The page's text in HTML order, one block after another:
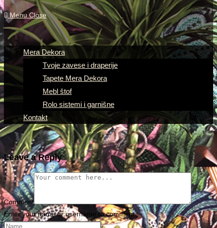
Menu Close
Mera Dekora
Tvoje zavese i draperije
Tapete Mera Dekora
Mebl štof
Rolo sistemi i garnišne
Kontakt
Leave a Reply
Comment
Enter your name or username to comment